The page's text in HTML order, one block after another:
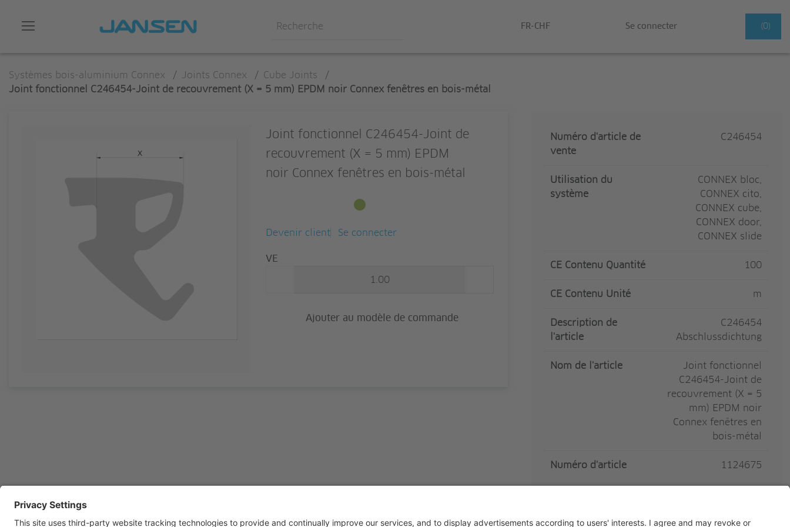
FR-CHF Se connecter (0)
Systèmes bois-aluminium Connex / Joints Connex / Cube Joints
/
Joint fonctionnel C246454-Joint de recouvrement (X = 5 mm) EPDM noir Connex fenêtres en bois-métal
Joint fonctionnel C246454-Joint de
recouvrement (X = 5 mm) EPDM
noir Connex fenêtres en bois-métal
Devenir client Se connecter
Quantité
VE
Ajouter au modèle de commande
Numéro d'article de
vente
C246454
Utilisation du
système
CONNEX bloc,
CONNEX cito,
CONNEX cube,
CONNEX door,
CONNEX slide
CE Contenu Quantité 100
CE Contenu Unité m
Description de
l'article
C246454
Abschlussdichtung
Nom de l'article
Joint fonctionnel
C246454-Joint de
recouvrement (X = 5
mm) EPDM noir
Connex fenêtres en
bois-métal
Numéro d'article 1124675